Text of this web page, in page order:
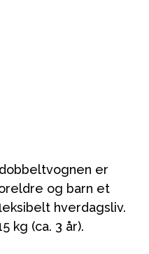
er
og barn et
hverdagsliv.
kg (ca. 3 år).